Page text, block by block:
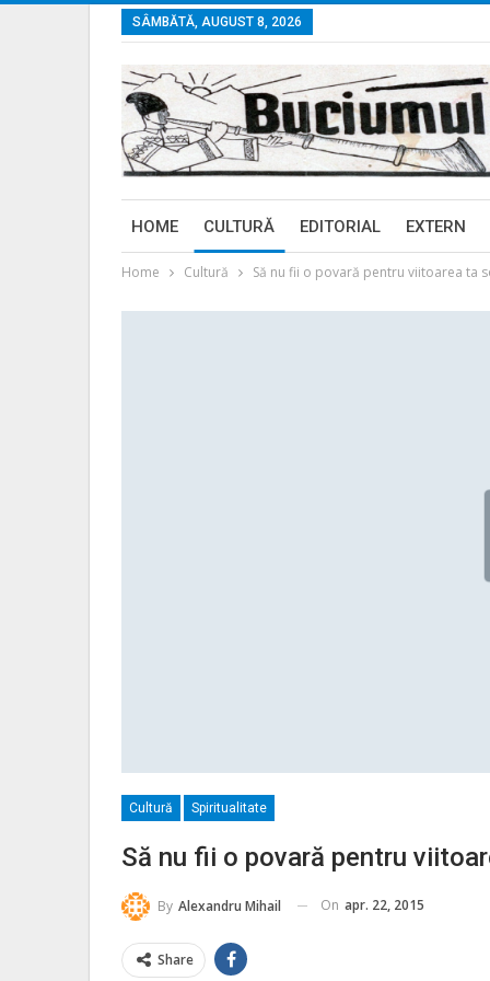
SÂMBĂTĂ, AUGUST 8, 2026
HOME CULTURĂ EDITORIAL EXTERN
Home Cultură Să nu fii o povară pentru viitoarea ta
Cultură Spiritualitate
Să nu fii o povară pentru
By Alexandru Mihail On apr. 22, 2015
Share